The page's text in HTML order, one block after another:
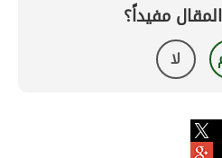
مفيداً؟
لا